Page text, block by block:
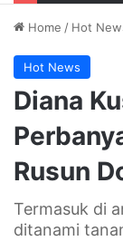
Home / Hot
Hot News
Diana
Rusun
Termasuk di
ditanami